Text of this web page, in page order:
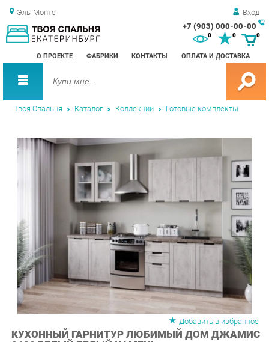
Эль-Монте Вход
+7 (903) 000-00-00
О ПРОЕКТЕ ФАБРИКИ КОНТАКТЫ ОПЛАТА И ДОСТАВКА
0 0
Твоя Спальня Каталог Коллекции Готовые комплекты
Добавить в избранное
КУХОННЫЙ ГАРНИТУР ЛЮБИМЫЙ ДОМ ДЖАМИС
2600 БЕЛЫЙ БЕЛЫЙ КАМЕНЬ